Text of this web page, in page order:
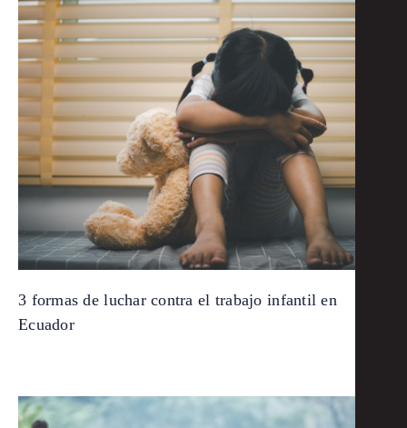
3 formas de luchar contra el trabajo infantil en
Ecuador